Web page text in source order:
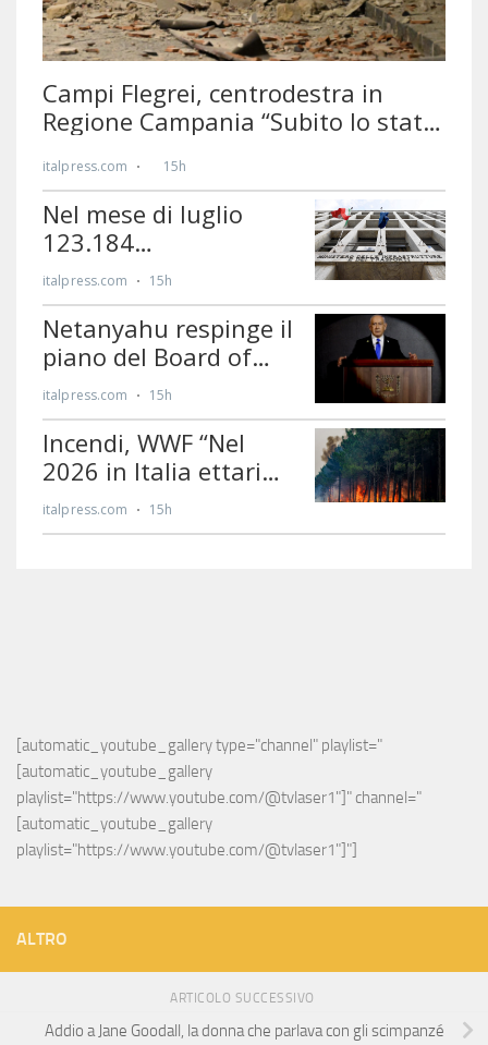
[automatic_youtube_gallery type="channel" playlist="
[automatic_youtube_gallery
playlist="https://www.youtube.com/@tvlaser1"]" channel="
[automatic_youtube_gallery
playlist="https://www.youtube.com/@tvlaser1"]"]
ALTRO
ARTICOLO SUCCESSIVO
Addio a Jane Goodall, la donna che parlava con gli scimpanzé